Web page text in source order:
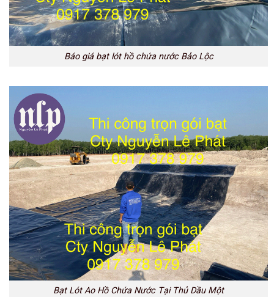
Báo giá bạt lót hồ chứa nước Bảo Lộc
Bạt Lót Ao Hồ Chứa Nước Tại Thủ Dầu Một